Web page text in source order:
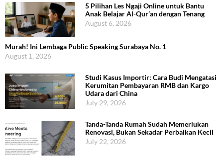
5 Pilihan Les Ngaji Online untuk Bantu
Anak Belajar Al-Qur’an dengan Tenang
August 6, 2026
Murah! Ini Lembaga Public Speaking Surabaya No. 1
August 1, 2026
Studi Kasus Importir: Cara Budi Mengatasi
Kerumitan Pembayaran RMB dan Kargo
Udara dari China
July 29, 2026
Tanda-Tanda Rumah Sudah Memerlukan
Renovasi, Bukan Sekadar Perbaikan Kecil
July 22, 2026